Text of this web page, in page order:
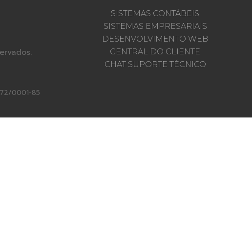
0001-85
SISTEMAS CONTÁBEIS
SISTEMAS EMPRESARIAIS
DESENVOLVIMENTO WEB
CENTRAL DO CLIENTE
CHAT SUPORTE TÉCNICO